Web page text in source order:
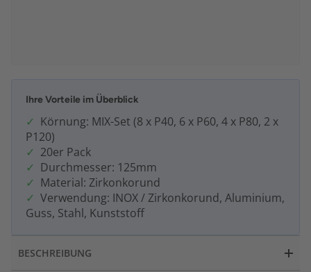
Ihre Vorteile im Überblick
Körnung: MIX-Set (8 x P40, 6 x P60, 4 x P80, 2 x
P120)
20er Pack
Durchmesser: 125mm
Material: Zirkonkorund
Verwendung: INOX / Zirkonkorund, Aluminium,
Guss, Stahl, Kunststoff
BESCHREIBUNG